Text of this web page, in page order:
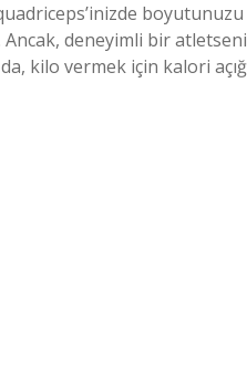
Ancak, deneyimli bir
kilo vermek için kalori